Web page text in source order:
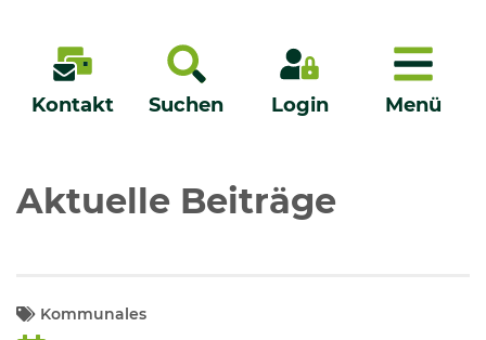
Kontakt Suchen Login Menü
Menü
Neuigkeiten
Aktuelle Beiträge
Kommunales